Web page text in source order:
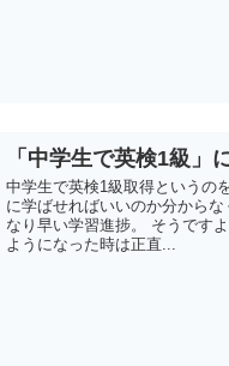
「中学生で英検1級」
中学生で英検1級取得というの
に学ばせればいいのか分から
なり早い学習進捗。 そうです
ようになった時は正直...